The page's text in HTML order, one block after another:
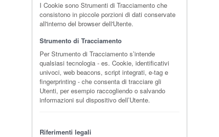
I Cookie sono Strumenti di Tracciamento che
consistono in piccole porzioni di dati conservate
all'interno del browser dell'Utente.
Strumento di Tracciamento
Per Strumento di Tracciamento s’intende
qualsiasi tecnologia - es. Cookie, identificativi
univoci, web beacons, script integrati, e-tag e
fingerprinting - che consenta di tracciare gli
Utenti, per esempio raccogliendo o salvando
informazioni sul dispositivo dell’Utente.
Riferimenti legali